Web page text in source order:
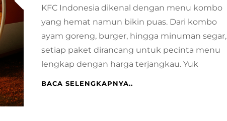
KFC Indonesia dikenal dengan menu kombo
yang hemat namun bikin puas. Dari kombo
ayam goreng, burger, hingga minuman segar,
setiap paket dirancang untuk pecinta menu
lengkap dengan harga terjangkau. Yuk
BACA SELENGKAPNYA..MENU